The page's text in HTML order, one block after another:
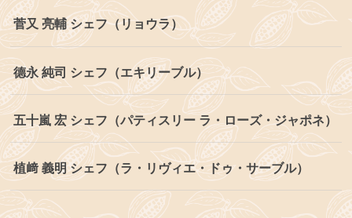
菅又 亮輔 シェフ（リョウラ）
德永 純司 シェフ（エキリーブル）
五十嵐 宏 シェフ（パティスリー ラ・ローズ・ジャポネ）
植﨑 義明 シェフ（ラ・リヴィエ・ドゥ・サーブル）